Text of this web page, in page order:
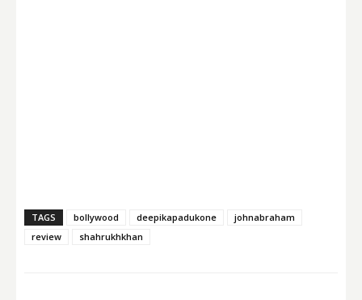
TAGS bollywood deepikapadukone
johnabraham
review
shahrukhkhan